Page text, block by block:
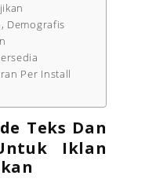
Demografis
Per Install
Teks Dan
Iklan